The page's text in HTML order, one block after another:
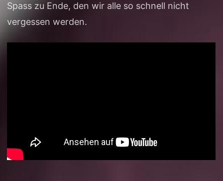
Spass zu Ende, den wir alle so schnell nicht
vergessen werden.